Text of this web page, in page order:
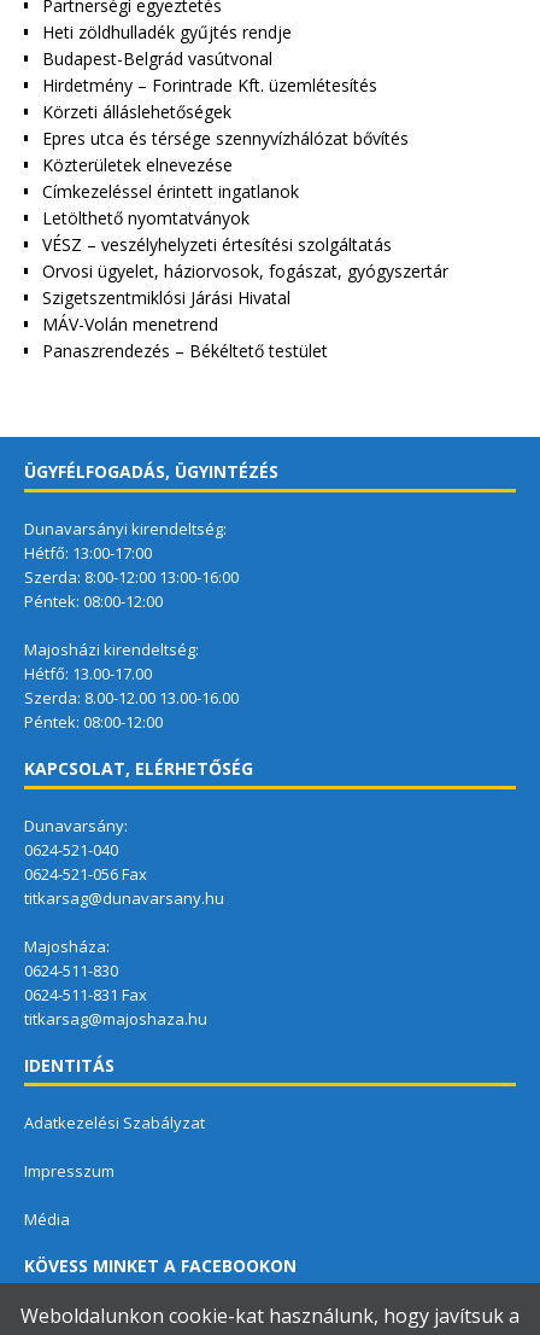
Partnerségi egyeztetés
Heti zöldhulladék gyűjtés rendje
Budapest-Belgrád vasútvonal
Hirdetmény – Forintrade Kft. üzemlétesítés
Körzeti álláslehetőségek
Epres utca és térsége szennyvízhálózat bővítés
Közterületek elnevezése
Címkezeléssel érintett ingatlanok
Letölthető nyomtatványok
VÉSZ – veszélyhelyzeti értesítési szolgáltatás
Orvosi ügyelet, háziorvosok, fogászat, gyógyszertár
Szigetszentmiklósi Járási Hivatal
MÁV-Volán menetrend
Panaszrendezés – Békéltető testület
ÜGYFÉLFOGADÁS, ÜGYINTÉZÉS
Dunavarsányi kirendeltség:
Hétfő: 13:00-17:00
Szerda: 8:00-12:00 13:00-16:00
Péntek: 08:00-12:00
Majosházi kirendeltség:
Hétfő: 13.00-17.00
Szerda: 8.00-12.00 13.00-16.00
Péntek: 08:00-12:00
KAPCSOLAT, ELÉRHETŐSÉG
Dunavarsány:
0624-521-040
0624-521-056 Fax
titkarsag@dunavarsany.hu
Majosháza:
0624-511-830
0624-511-831 Fax
titkarsag@majoshaza.hu
IDENTITÁS
Adatkezelési Szabályzat
Impresszum
Média
KÖVESS MINKET A FACEBOOKON
Weboldalunkon cookie-kat használunk, hogy javítsuk a